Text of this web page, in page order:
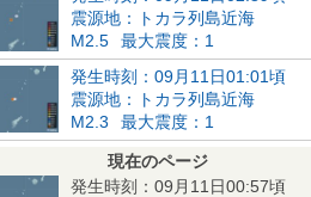
震源地：トカラ列島近海
M2.5
最大震度：1
発生時刻：09月11日01:01頃
震源地：トカラ列島近海
M2.3
最大震度：1
現在のページ
発生時刻：09月11日00:57頃